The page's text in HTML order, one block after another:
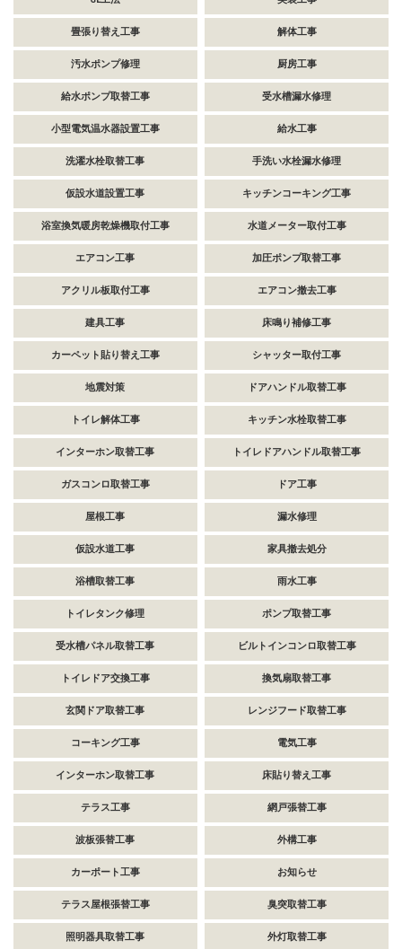
畳張り替え工事 解体工事
汚水ポンプ修理 厨房工事
給水ポンプ取替工事 受水槽漏水修理
小型電気温水器設置工事 給水工事
洗濯水栓取替工事 手洗い水栓漏水修理
仮設水道設置工事 キッチンコーキング工事
浴室換気暖房乾燥機取付工事 水道メーター取付工事
エアコン工事 加圧ポンプ取替工事
アクリル板取付工事 エアコン撤去工事
建具工事 床鳴り補修工事
カーペット貼り替え工事 シャッター取付工事
地震対策 ドアハンドル取替工事
トイレ解体工事 キッチン水栓取替工事
インターホン取替工事 トイレドアハンドル取替工事
ガスコンロ取替工事 ドア工事
屋根工事 漏水修理
仮設水道工事 家具撤去処分
浴槽取替工事 雨水工事
トイレタンク修理 ポンプ取替工事
受水槽パネル取替工事 ビルトインコンロ取替工事
トイレドア交換工事 換気扇取替工事
玄関ドア取替工事 レンジフード取替工事
コーキング工事 電気工事
インターホン取替工事 床貼り替え工事
テラス工事 網戸張替工事
波板張替工事 外構工事
カーポート工事 お知らせ
テラス屋根張替工事 臭突取替工事
照明器具取替工事 外灯取替工事